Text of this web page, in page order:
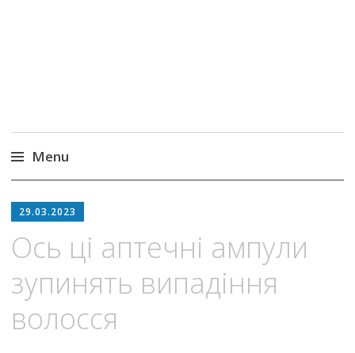
Menu
to
29.03.2023
Ось ці аптечні ампули
зупинять випадіння
волосся